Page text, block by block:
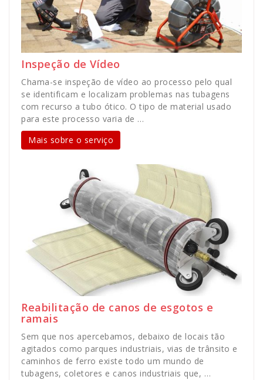
Inspeção de Vídeo
Chama-se inspeção de vídeo ao processo pelo qual
se identificam e localizam problemas nas tubagens
com recurso a tubo ótico. O tipo de material usado
para este processo varia de …
Mais sobre o serviço
Reabilitação de canos de esgotos e
ramais
Sem que nos apercebamos, debaixo de locais tão
agitados como parques industriais, vias de trânsito e
caminhos de ferro existe todo um mundo de
tubagens, coletores e canos industriais que, …